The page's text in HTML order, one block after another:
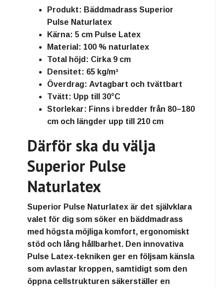
Produkt: Bäddmadrass Superior
Pulse Naturlatex
Kärna: 5 cm Pulse Latex
Material: 100 % naturlatex
Total höjd: Cirka 9 cm
Densitet: 65 kg/m³
Överdrag: Avtagbart och tvättbart
Tvätt: Upp till 30°C
Storlekar: Finns i bredder från 80–180
cm och längder upp till 210 cm
Därför ska du välja
Superior Pulse
Naturlatex
Superior Pulse Naturlatex är det självklara
valet för dig som söker en bäddmadrass
med högsta möjliga komfort, ergonomiskt
stöd och lång hållbarhet. Den innovativa
Pulse Latex-tekniken ger en följsam känsla
som avlastar kroppen, samtidigt som den
öppna cellstrukturen säkerställer en